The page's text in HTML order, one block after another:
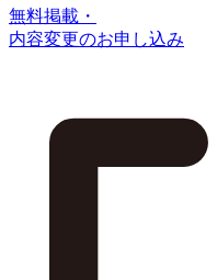
無料掲載・
内容変更のお申し込み